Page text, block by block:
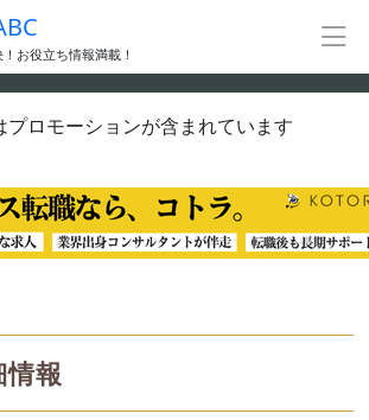
お役立ち情報満載！
プロモーションが含まれています
報